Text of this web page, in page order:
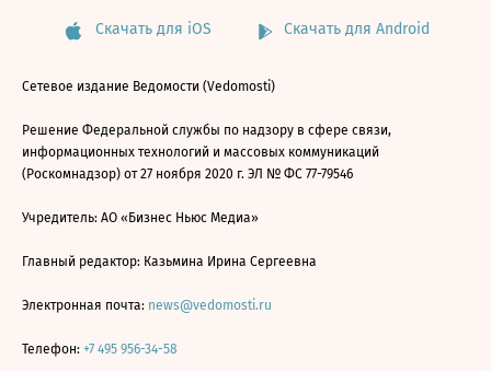
Скачать для iOS Скачать для Android
Сетевое издание Ведомости (Vedomosti)
Решение Федеральной службы по надзору в сфере связи,
информационных технологий и массовых коммуникаций
(Роскомнадзор) от 27 ноября 2020 г. ЭЛ № ФС 77-79546
Учредитель: АО «Бизнес Ньюс Медиа»
Главный редактор: Казьмина Ирина Сергеевна
Электронная почта: news@vedomosti.ru
Телефон: +7 495 956-34-58